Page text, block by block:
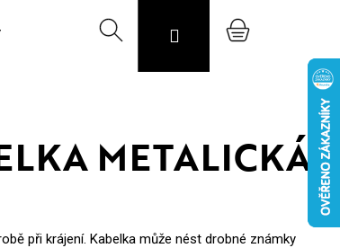
Výprodej vzorků Svojost O nás
HledatPřihlášeníNákupní
METALICKÁ
při krájení. Kabelka může nést drobné známky